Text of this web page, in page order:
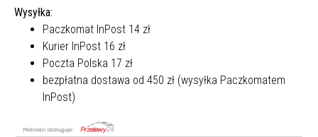
Wysyłka:
Paczkomat InPost 14 zł
Kurier InPost 16 zł
Poczta Polska 17 zł
bezpłatna dostawa od 450 zł (wysyłka Paczkomatem
InPost)